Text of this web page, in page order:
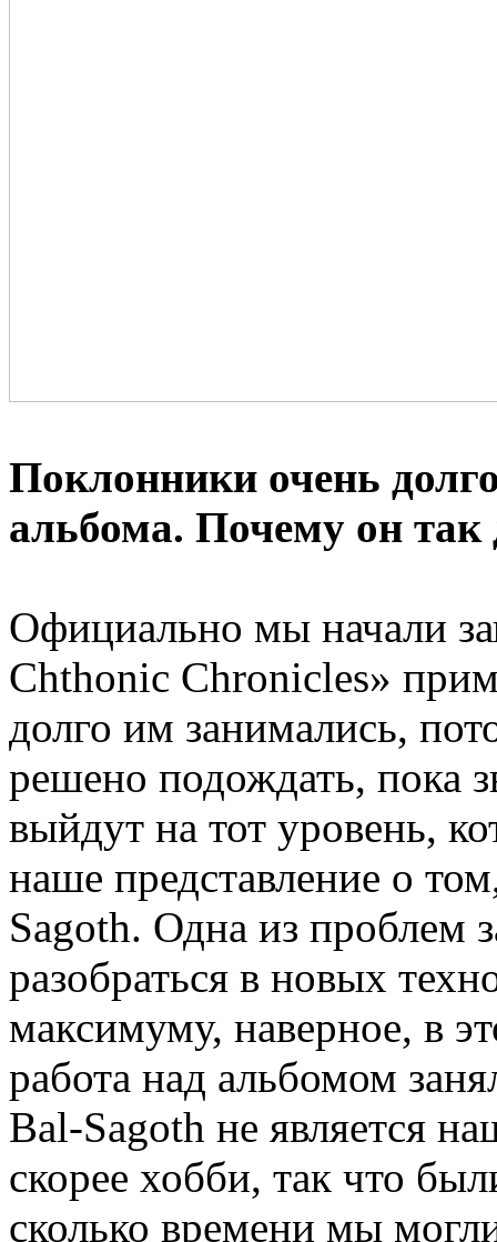
Поклонники очень
альбома. Почему он так
Официально мы начали
Chthonic Chronicles»
долго им занимались,
решено подождать, пока
выйдут на тот уровень,
наше представление о
Sagoth. Одна из проблем
разобраться в новых
максимуму, наверное, в
работа над альбомом
Bal-Sagoth не является
скорее хобби, так что
сколько времени мы